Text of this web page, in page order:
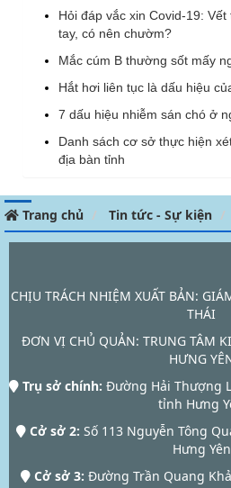
Hỏi đáp vắc xin Covid-19:
tay, có nên chườm?
Mắc cúm B thường sốt mấy
Hắt hơi liên tục là dấu hiệu
7 dấu hiệu nhiễm sán chó ở
Danh sách cơ sở thực hiện
địa bàn tỉnh
Trang chủ Tin tức - Sự kiện
CHỊU TRÁCH NHIỆM XUẤT BẢN:
THÁI
ĐƠN VỊ CHỦ QUẢN: TRUNG TÂM
HƯNG
Trụ sở chính: Đường Hải Thượng
tỉnh Hưng
Cở sở 2: Số 113 Nguyễn Tông
Hưng Yên
Cở sở 3: Đường Trần Quang